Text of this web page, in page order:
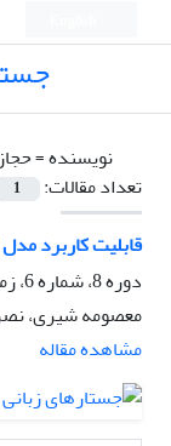
نویسنده =
تعداد مقالات:
1
قابلیت کاربرد
دوره 8، شماره 6، زمستان 1396، صفحه
معصومه شیری،
مشاهده مقاله